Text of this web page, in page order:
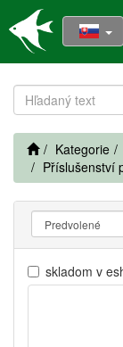
Kategorie
Příslušenství
skladom v